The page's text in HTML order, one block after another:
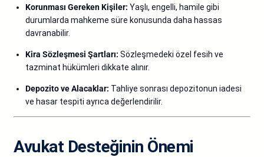
Korunması Gereken Kişiler: Yaşlı, engelli, hamile gibi
durumlarda mahkeme süre konusunda daha hassas
davranabilir.
Kira Sözleşmesi Şartları: Sözleşmedeki özel fesih ve
tazminat hükümleri dikkate alınır.
Depozito ve Alacaklar: Tahliye sonrası depozitonun iadesi
ve hasar tespiti ayrıca değerlendirilir.
Avukat Desteğinin Önemi